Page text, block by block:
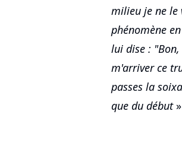
milieu je ne le
phénomène
lui dise :
m'arriver ce
passes la
que du début